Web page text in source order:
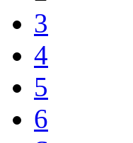
3
4
5
6